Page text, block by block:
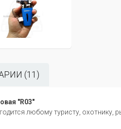
(11)
"R03"
любому туристу,